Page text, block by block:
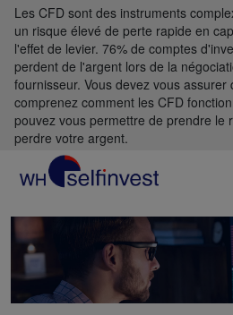
Les CFD sont des instruments
un risque élevé de perte rapide en
l'effet de levier. 76% de comptes
perdent de l'argent lors de la
fournisseur. Vous devez vous assurer
comprenez comment les CFD
pouvez vous permettre de prendre le
perdre votre argent.